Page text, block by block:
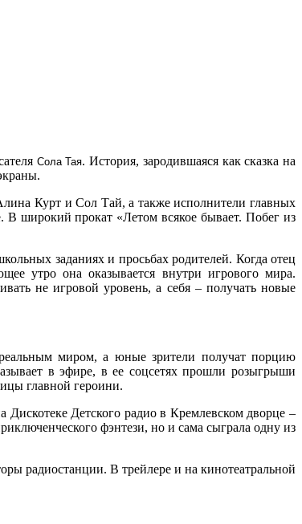
Сола Тая. История, зародившаяся как сказка на
Курт и Сол Тай, а также исполнители главных
широкий прокат «Летом всякое бывает. Побег из
заданиях и просьбах родителей. Когда отец
утро она оказывается внутри игрового мира.
не игровой уровень, а себя – получать новые
миром, а юные зрители получат порцию
в эфире, в ее соцсетях прошли розыгрыши
главной героини.
Детского радио в Кремлевском дворце –
фэнтези, но и сама сыграла одну из
радиостанции. В трейлере и на кинотеатральной